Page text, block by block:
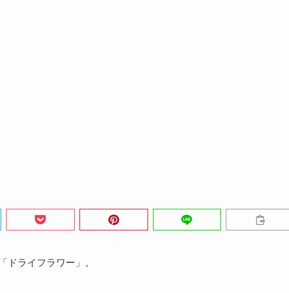
ドライフラワー」。